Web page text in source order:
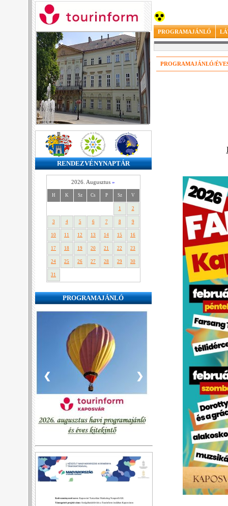
RENDEZVÉNYNAPTÁR
2026. Augusztus »
H K Sz Cs P Sz V
1 2
3 4 5 6 7 8 9
10 11 12 13 14 15 16
17 18 19 20 21 22 23
24 25 26 27 28 29 30
31
PROGRAMAJÁNLÓ
❮ ❯
PROGRAMAJÁNLÓ
PROGRAMAJÁNLÓ/